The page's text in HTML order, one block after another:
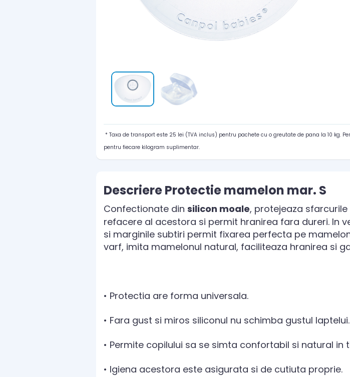
* Taxa de transport este 25 lei (TVA inclus) pentru pachete cu o greutate de pana la 10 kg.
pentru fiecare kilogram suplimentar.
Descriere Protectie mamelon mar. S
Confectionate din silicon moale, protejeaza
refacere al acestora si permit hranirea fara dureri. In
si marginile subtiri permit fixarea perfecta pe
varf, imita mamelonul natural, faciliteaza hranirea si
• Protectia are forma universala.
• Fara gust si miros siliconul nu schimba gustul laptelui.
• Permite copilului sa se simta confortabil si natural in
• Igiena acestora este asigurata si de cutiuta proprie.